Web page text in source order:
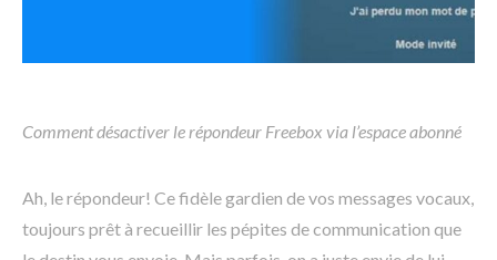
Comment désactiver le répondeur Freebox via l’espace abonné
Ah, le répondeur! Ce fidèle gardien de vos messages vocaux,
toujours prêt à recueillir les pépites de communication que